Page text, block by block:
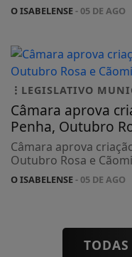
O ISABELENSE- 05 DE AGO
LEGISLATIVO
Câmara aprova
Penha, Outubro
Câmara aprova
Outubro Rosa e
O ISABELENSE- 05 DE AGO
TODAS